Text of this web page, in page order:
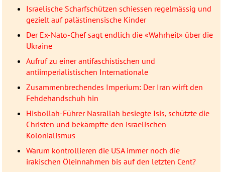
Israelische Scharfschützen schiessen regelmässig und
gezielt auf palästinensische Kinder
Der Ex-Nato-Chef sagt endlich die «Wahrheit» über die
Ukraine
Aufruf zu einer antifaschistischen und
antiimperialistischen Internationale
Zusammenbrechendes Imperium: Der Iran wirft den
Fehdehandschuh hin
Hisbollah-Führer Nasrallah besiegte Isis, schützte die
Christen und bekämpfte den israelischen
Kolonialismus
Warum kontrollieren die USA immer noch die
irakischen Öleinnahmen bis auf den letzten Cent?